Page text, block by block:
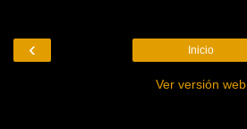
‹ Inicio
Ver versión web